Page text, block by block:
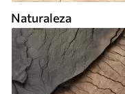
Naturaleza